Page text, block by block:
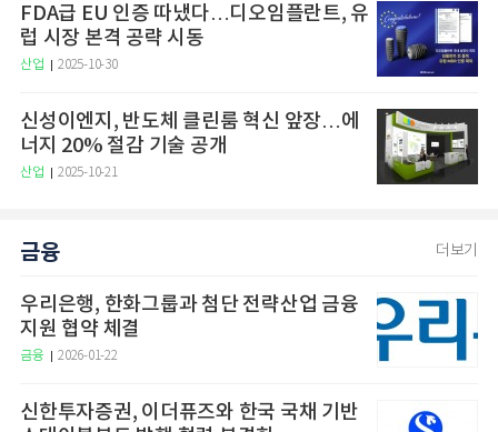
FDA급 EU 인증 따냈다…디오임플란트, 유
럽 시장 본격 공략 시동
산업 2025-10-30
신성이엔지, 반도체 클린룸 혁신 앞장…에
너지 20% 절감 기술 공개
산업 2025-10-21
금융 더보기
우리은행, 한화그룹과 첨단 전략산업 금융
지원 협약 체결
금융 2026-01-22
신한투자증권, 이더퓨즈와 한국 국채 기반